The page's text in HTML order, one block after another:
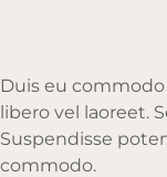
Duis eu
libero vel laoreet.
Suspendisse
commodo.